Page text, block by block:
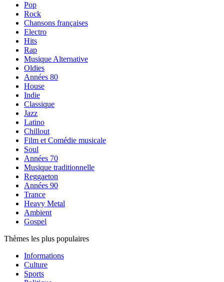
Pop
Rock
Chansons françaises
Electro
Hits
Rap
Musique Alternative
Oldies
Années 80
House
Indie
Classique
Jazz
Latino
Chillout
Film et Comédie musicale
Soul
Années 70
Musique traditionnelle
Reggaeton
Années 90
Trance
Heavy Metal
Ambient
Gospel
Thèmes les plus populaires
Informations
Culture
Sports